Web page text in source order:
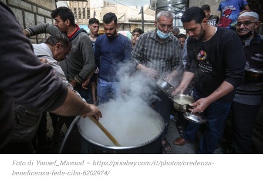
Foto di Yousef_Masoud – https://pixabay.com/it/photos/credenza-
beneficenza-fede-cibo-6202974/